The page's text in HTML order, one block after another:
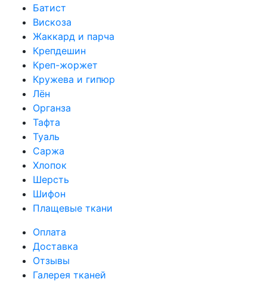
Батист
Вискоза
Жаккард и парча
Крепдешин
Креп-жоржет
Кружева и гипюр
Лён
Органза
Тафта
Туаль
Саржа
Хлопок
Шерсть
Шифон
Плащевые ткани
Оплата
Доставка
Отзывы
Галерея тканей